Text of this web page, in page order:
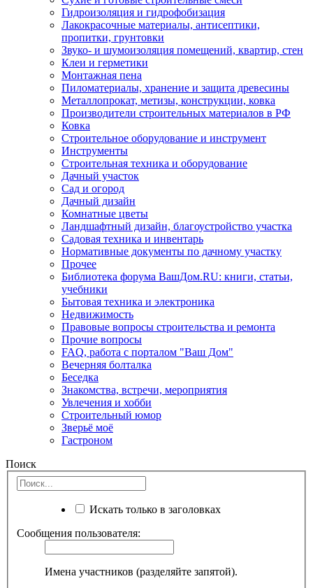
Гидроизоляция и гидрофобизация
Лакокрасочные материалы, антисептики,
пропитки, грунтовки
Звуко- и шумоизоляция помещений, квартир, стен
Клеи и герметики
Монтажная пена
Пиломатериалы, хранение и защита древесины
Металлопрокат, метизы, конструкции, ковка
Производители строительных материалов в РФ
Ковка
Строительное оборудование и инструмент
Инструменты
Строительная техника и оборудование
Дачный участок
Сад и огород
Дачный дизайн
Комнатные цветы
Ландшафтный дизайн, благоустройство участка
Садовая техника и инвентарь
Нормативные документы по дачному участку
Прочее
Библиотека форума ВашДом.RU: книги, статьи,
учебники
Бытовая техника и электроника
Недвижимость
Правовые вопросы строительства и ремонта
Прочие вопросы
FAQ, работа с порталом "Ваш Дом"
Вечерняя болталка
Беседка
Знакомства, встречи, мероприятия
Увлечения и хобби
Строительный юмор
Зверьё моё
Гастроном
Поиск
Искать только в заголовках
Сообщения пользователя:
Имена участников (разделяйте запятой).